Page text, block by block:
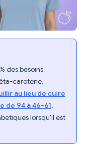
des besoins
carotène,
au lieu de cuire
de 94 à 46-61,
lorsqu'il est